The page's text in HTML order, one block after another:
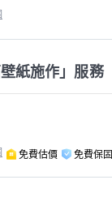
紙施作」服務
免費估價 免費保固